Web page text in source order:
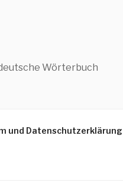
Wörterbuch
und Datenschutzerklärung